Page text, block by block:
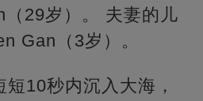
29岁）。 夫妻的儿
Gan（3岁）。
10秒内沉入大海，